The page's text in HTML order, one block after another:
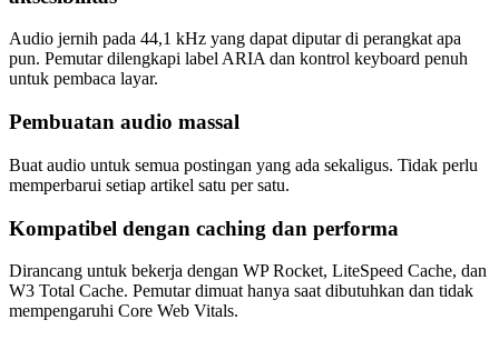
Audio jernih pada 44,1 kHz yang dapat diputar di perangkat apa
pun. Pemutar dilengkapi label ARIA dan kontrol keyboard penuh
untuk pembaca layar.
Pembuatan audio massal
Buat audio untuk semua postingan yang ada sekaligus. Tidak perlu
memperbarui setiap artikel satu per satu.
Kompatibel dengan caching dan performa
Dirancang untuk bekerja dengan WP Rocket, LiteSpeed Cache, dan
W3 Total Cache. Pemutar dimuat hanya saat dibutuhkan dan tidak
mempengaruhi Core Web Vitals.